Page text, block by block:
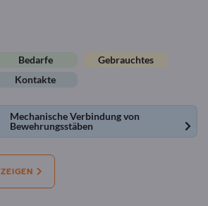
Bedarfe
Gebrauchtes
Kontakte
Mechanische Verbindung von
Bewehrungsstäben